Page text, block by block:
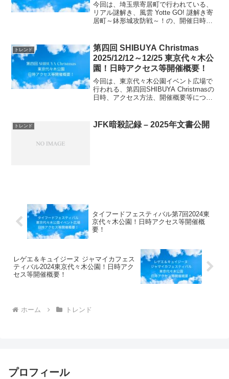
今回は、埼玉県寄居町で行われている、
リアル謎解き、風雲 Yotte GO! 謎解き寄
居町～鉢形城攻防戦～！の、開催日時や
(function(b,c,f,g,a,d,e){b.Moshim...
トレンド
第四回 SHIBUYA Christmas
2025/12/12～12/25 東京代々木公
園！日時アクセス等開催概要！
今回は、東京代々木公園イベント広場で
行われる、第四回SHIBUYA Christmasの
日時、アクセス方法、開催概要等につい
2025」が開催！イルミネー...
トレンド JFK暗殺記録 – 2025年文書公開
タイフードフェスティバル第7回2024東
京代々木公園！日時アクセス等開催概
要！
レゲエ＆キュイジーヌ ジャマイカフェス
ティバル2024東京代々木公園！日時アク
セス等開催概要！
ホーム トレンド
プロフィール